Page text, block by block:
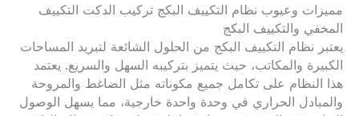
مميزات وعيوب نظام التكييف البكج تركيب الدكت التكييف
المخفي والتكييف البكج
يعتبر نظام التكييف البكج من الحلول الشائعة لتبريد المساحات
الكبيرة والمكاتب، حيث يتميز بتركيبه السهل والسريع. يعتمد
هذا النظام على تكامل جميع مكوناته مثل الضاغط والمروحة
والمبادل الحراري في وحدة واحدة خارجية، مما يسهل الوصول